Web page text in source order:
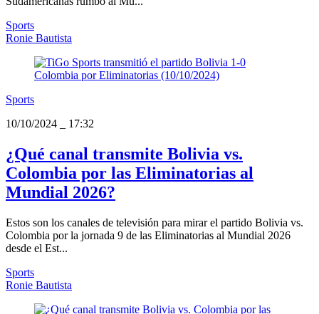
Sports
Ronie Bautista
Sports
10/10/2024
17:32
¿Qué canal transmite Bolivia vs.
Colombia por las Eliminatorias al
Mundial 2026?
Estos son los canales de televisión para mirar el partido Bolivia vs.
Colombia por la jornada 9 de las Eliminatorias al Mundial 2026
desde el Est...
Sports
Ronie Bautista